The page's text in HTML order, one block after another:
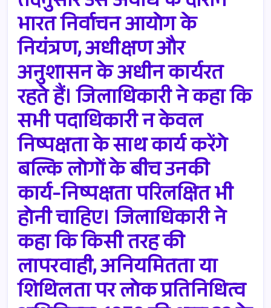
भारत निर्वाचन आयोग के
नियंत्रण, अधीक्षण और
अनुशासन के अधीन कार्यरत
रहते हैं। जिलाधिकारी ने कहा कि
सभी पदाधिकारी न केवल
निष्पक्षता के साथ कार्य करेंगे
बल्कि लोगों के बीच उनकी
कार्य-निष्पक्षता परिलक्षित भी
होनी चाहिए। जिलाधिकारी ने
कहा कि किसी तरह की
लापरवाही, अनियमितता या
शिथिलता पर लोक प्रतिनिधित्व